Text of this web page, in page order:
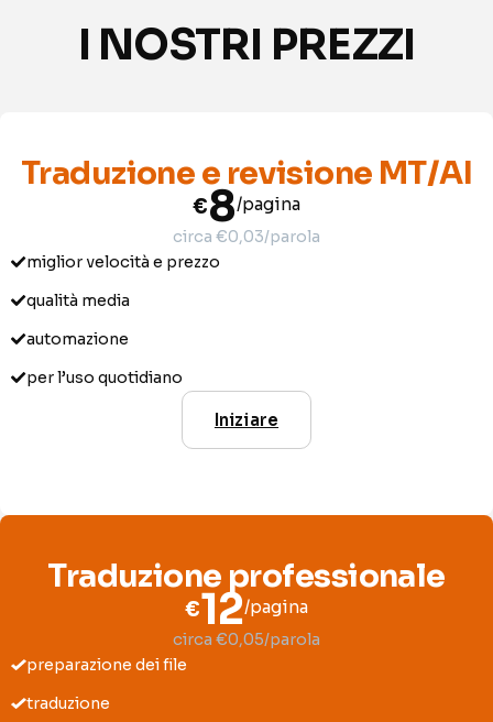
I NOSTRI PREZZI
Traduzione e revisione MT/AI
€8/pagina
circa €0,03/parola
miglior velocità e prezzo
qualità media
automazione
per l’uso quotidiano
Iniziare
Traduzione professionale
€12/pagina
circa €0,05/parola
preparazione dei file
traduzione